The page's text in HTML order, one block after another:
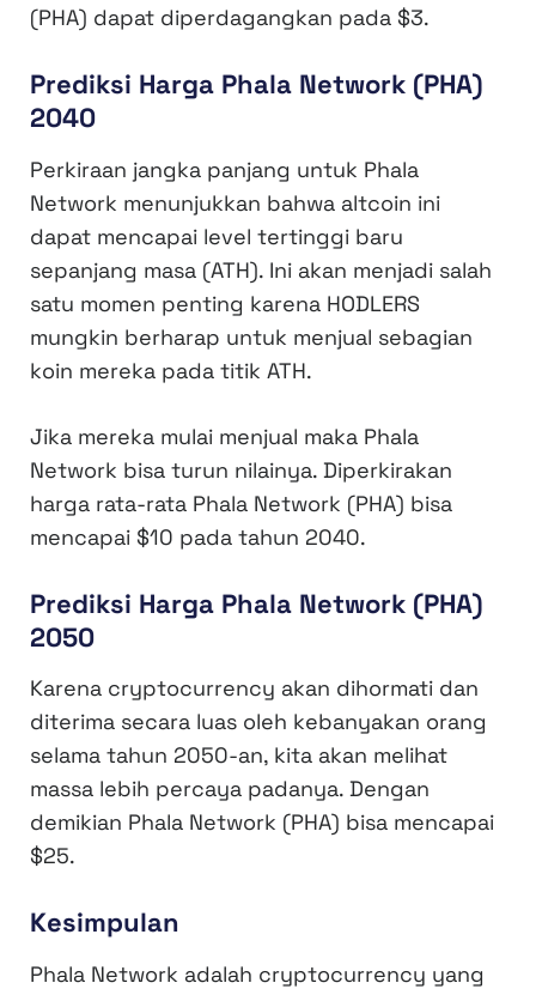
(PHA) dapat diperdagangkan pada $3.
Prediksi Harga Phala Network (PHA)
2040
Perkiraan jangka panjang untuk Phala
Network menunjukkan bahwa altcoin ini
dapat mencapai level tertinggi baru
sepanjang masa (ATH). Ini akan menjadi salah
satu momen penting karena HODLERS
mungkin berharap untuk menjual sebagian
koin mereka pada titik ATH.
Jika mereka mulai menjual maka Phala
Network bisa turun nilainya. Diperkirakan
harga rata-rata Phala Network (PHA) bisa
mencapai $10 pada tahun 2040.
Prediksi Harga Phala Network (PHA)
2050
Karena cryptocurrency akan dihormati dan
diterima secara luas oleh kebanyakan orang
selama tahun 2050-an, kita akan melihat
massa lebih percaya padanya. Dengan
demikian Phala Network (PHA) bisa mencapai
$25.
Kesimpulan
Phala Network adalah cryptocurrency yang